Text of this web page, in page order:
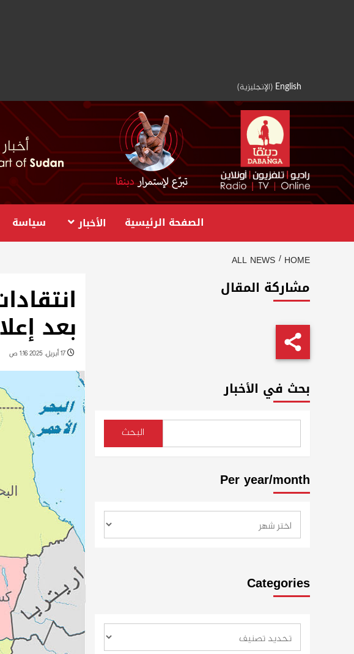
English
(الإنجليزية)
الصفحة الرئيسية الأخبار سياسة
HOME
ALL NEWS
بعد
17 أبريل، 2025 1:16 ص
مشاركة المقال
بحث في الأخبار
البحث
Per year/month
Categories